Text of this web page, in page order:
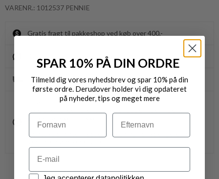
VARENR.: 1012537 PENNIE
Gratis fragt til pakkeshop ved køb over 400,-
Byt/Returnér i vores butikker
Levering 1-3 dage
Kontakt din nærmeste forretning for ydeligere info.
SPAR 10% PÅ DIN ORDRE
Tilmeld dig vores nyhedsbrev og spar 10% på din
første ordre. Derudover holder vi dig opdateret
på nyheder, tips og meget mere
Navn Efternavn
Email
Datapolitik